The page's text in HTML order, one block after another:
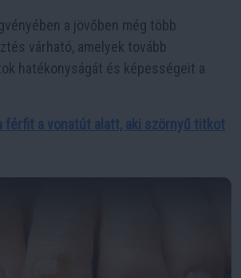
a jövőben még több
várható, amelyek tovább
hatékonyságát és képességeit a
férfit a vonatút alatt, aki szörnyű titkot